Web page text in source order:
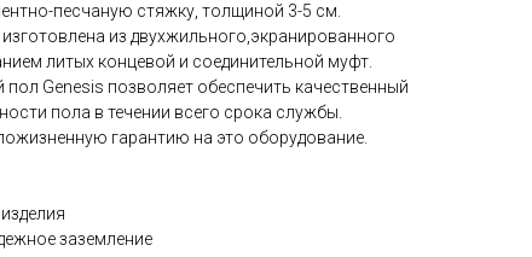
песчаную стяжку, толщиной 3-5 см.
из двухжильного,экранированного
литых концевой и соединительной муфт.
Genesis позволяет обеспечить качественный
пола в течении всего срока службы.
гарантию на это оборудование.
заземление